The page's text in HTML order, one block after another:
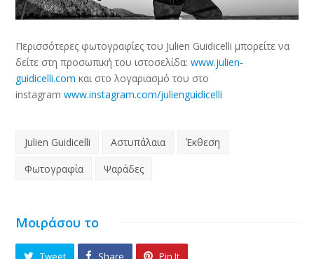
Περισσότερες φωτογραφίες του Julien Guidicelli μπορείτε να
δείτε στη προσωπική του ιστοσελίδα:www.julien-
guidicelli.com και στο λογαριασμό του στο
instagramwww.instagram.com/julienguidicelli
Julien Guidicelli Αστυπάλαια Έκθεση
Φωτογραφία Ψαράδες
Μοιράσου το
Tweet Share Pin It